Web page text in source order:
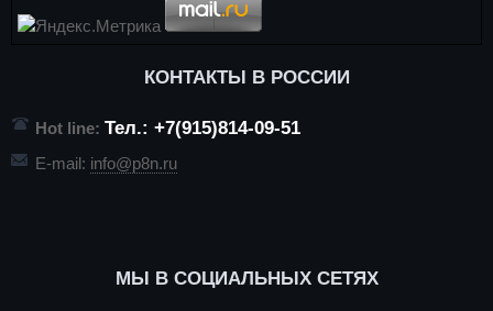
КОНТАКТЫ В РОССИИ
Hot line: Тел.: +7(915)814-09-51
E-mail: info@p8n.ru
МЫ В СОЦИАЛЬНЫХ СЕТЯХ